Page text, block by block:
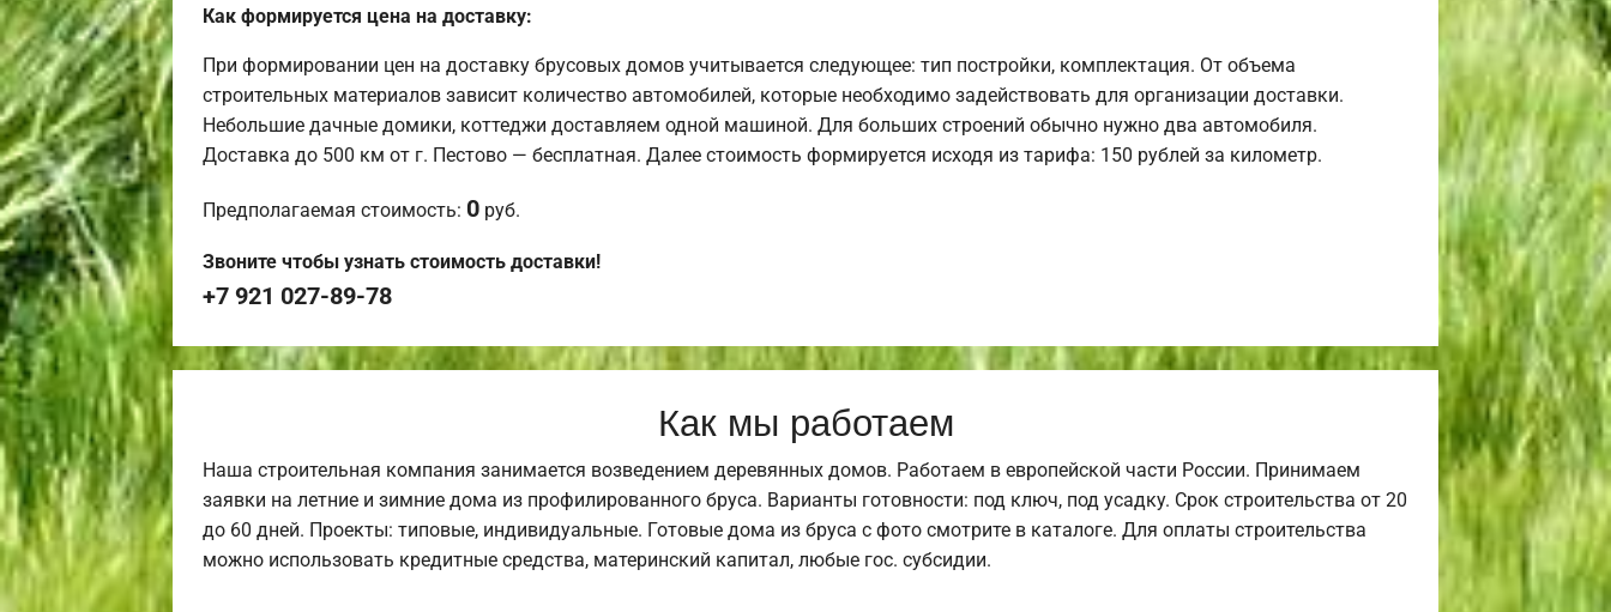
Как формируется цена на доставку:
При формировании цен на доставку брусовых домов учитывается следующее: тип постройки, комплектация. От объема
строительных материалов зависит количество автомобилей, которые необходимо задействовать для организации доставки.
Небольшие дачные домики, коттеджи доставляем одной машиной. Для больших строений обычно нужно два автомобиля.
Доставка до 500 км от г. Пестово — бесплатная. Далее стоимость формируется исходя из тарифа: 150 рублей за километр.
Предполагаемая стоимость: 0 руб.
Звоните чтобы узнать стоимость доставки!
+7 921 027-89-78
Как мы работаем
Наша строительная компания занимается возведением деревянных домов. Работаем в европейской части России. Принимаем
заявки на летние и зимние дома из профилированного бруса. Варианты готовности: под ключ, под усадку. Срок строительства от 20
до 60 дней. Проекты: типовые, индивидуальные. Готовые дома из бруса с фото смотрите в каталоге. Для оплаты строительства
можно использовать кредитные средства, материнский капитал, любые гос. субсидии.